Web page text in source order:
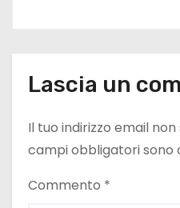
Lascia un
Il tuo indirizzo email
campi obbligatori sono
Commento *